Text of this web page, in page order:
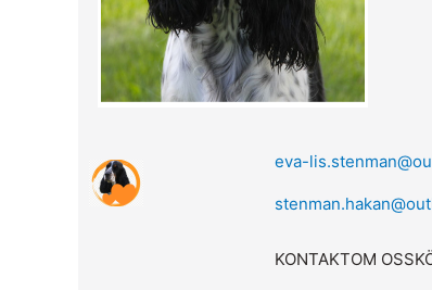
eva-
KONTAKTOM OSS